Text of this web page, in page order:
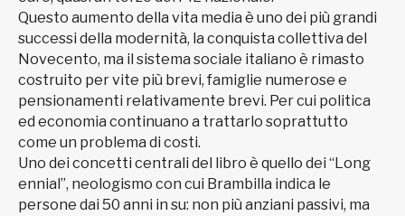
Questo aumento della vita media è uno dei più grandi
successi della modernità, la conquista collettiva del
Novecento, ma il sistema sociale italiano è rimasto
costruito per vite più brevi, famiglie numerose e
pensionamenti relativamente brevi. Per cui politica
ed economia continuano a trattarlo soprattutto
come un problema di costi.
Uno dei concetti centrali del libro è quello dei “Long
ennial”, neologismo con cui Brambilla indica le
persone dai 50 anni in su: non più anziani passivi, ma